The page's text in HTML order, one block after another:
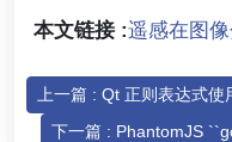
本文链接 :遥感在图
上一篇 : Qt 正则表达式使
下一篇 : PhantomJS